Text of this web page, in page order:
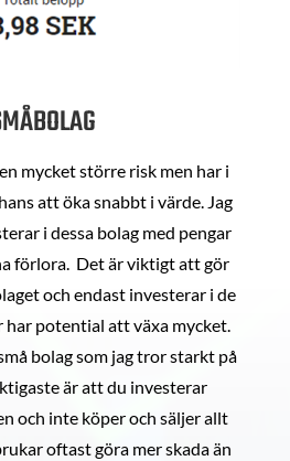
mycket större risk men har i
att öka snabbt i värde. Jag
i dessa bolag med pengar
förlora. Det är viktigt att gör
och endast investerar i de
har potential att växa mycket.
bolag som jag tror starkt på
är att du investerar
och inte köper och säljer allt
oftast göra mer skada än